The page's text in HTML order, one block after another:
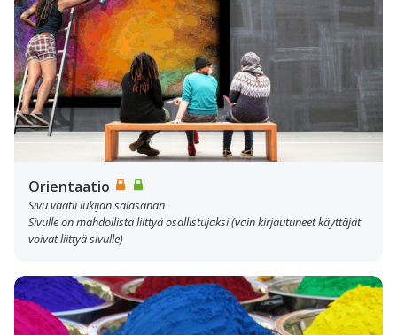
Orientaatio
Sivu vaatii lukijan salasanan
Sivulle on mahdollista liittyä osallistujaksi (vain kirjautuneet käyttäjät
voivat liittyä sivulle)